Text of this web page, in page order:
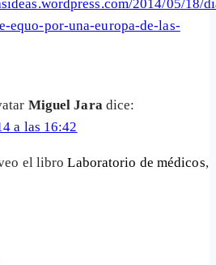
2014/05/18/
equo-por-una-europa-de-las-
Miguel Jara dice:
a las 16:42
el libroLaboratorio de médicos,